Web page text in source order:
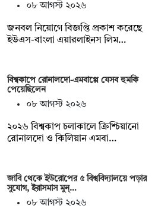
০৮ আগস্ট ২০২৬
জনবল নিয়োগে বিজ্ঞপ্তি প্রকাশ করেছে
ইউএস-বাংলা এয়ারলাইনস লিম…
বিশ্বকাপে রোনালদো-এমবাপ্পে যেসব হুমকি
পেয়েছিলেন
০৮ আগস্ট ২০২৬
২০২৬ বিশ্বকাপ চলাকালে ক্রিশ্চিয়ানো
রোনালদো ও কিলিয়ান এমবা…
জাবি থেকে ইউরোপের ৫ বিশ্ববিদ্যালয়ে পড়ার
সুযোগ, ইরাসমাস মুন্…
০৮ আগস্ট ২০২৬